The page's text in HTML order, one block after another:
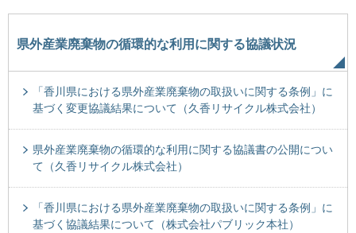
県外産業廃棄物の循環的な利用に関する協議状況
「香川県における県外産業廃棄物の取扱いに関する条例」に
基づく変更協議結果について（久香リサイクル株式会社）
県外産業廃棄物の循環的な利用に関する協議書の公開につい
て（久香リサイクル株式会社）
「香川県における県外産業廃棄物の取扱いに関する条例」に
基づく協議結果について（株式会社パブリック本社）